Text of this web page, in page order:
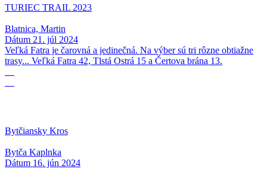
TURIEC TRAIL 2023
Blatnica, Martin
Dátum 21. júl 2024
Veľká Fatra je čarovná a jedinečná. Na výber sú tri rôzne obtiažne
trasy... Veľká Fatra 42, Tlstá Ostrá 15 a Čertova brána 13.
Bytčiansky Kros
Bytča Kaplnka
Dátum 16. jún 2024